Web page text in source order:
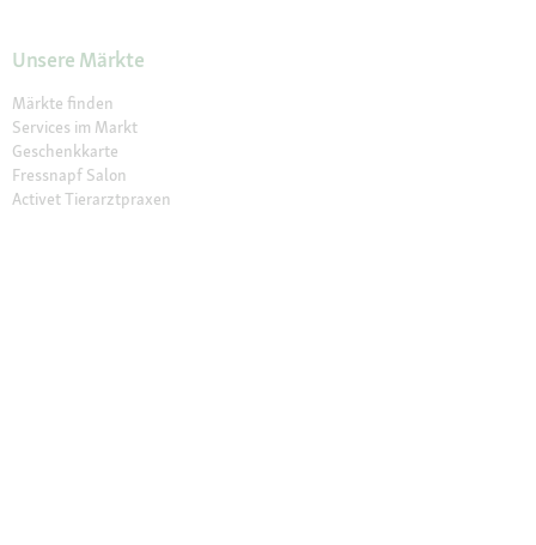
Unsere Märkte
Märkte finden
Services im Markt
Geschenkkarte
Fressnapf Salon
Activet Tierarztpraxen